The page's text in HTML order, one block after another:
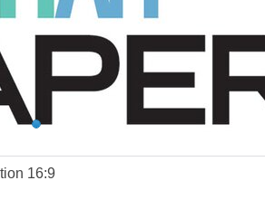
16:9